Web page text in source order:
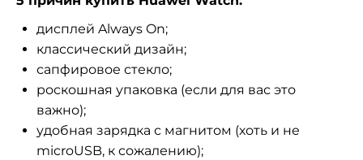
дисплей Always On;
классический дизайн;
сапфировое стекло;
роскошная упаковка (если для вас это
важно);
удобная зарядка с магнитом (хоть и не
microUSB, к сожалению);